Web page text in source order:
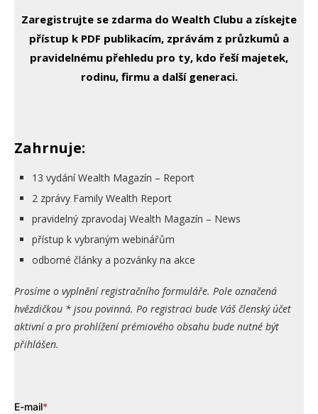
Zaregistrujte se zdarma do Wealth Clubu a získejte
přístup k PDF publikacím, zprávám z průzkumů a
pravidelnému přehledu pro ty, kdo řeší majetek,
rodinu, firmu a další generaci.
Zahrnuje:
13 vydání Wealth Magazín – Report
2 zprávy Family Wealth Report
pravidelný zpravodaj Wealth Magazín – News
přístup k vybraným webinářům
odborné články a pozvánky na akce
Prosíme o vyplnění registračního formuláře. Pole označená
hvězdičkou * jsou povinná. Po registraci bude Váš členský účet
aktivní a pro prohlížení prémiového obsahu bude nutné být
přihlášen.
E-mail*